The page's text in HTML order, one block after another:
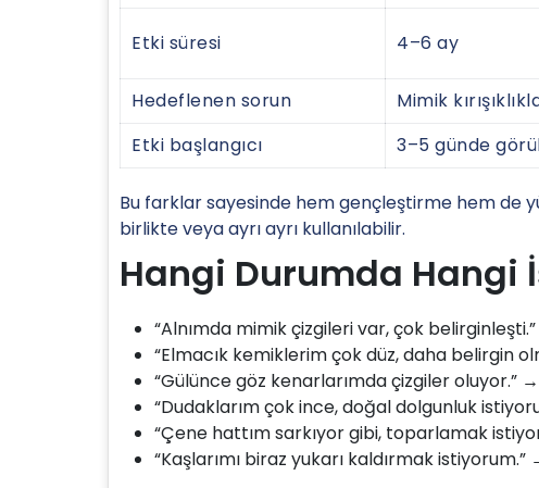
Etki süresi 4–6 ay
Hedeflenen sorun
Mimik
Etki başlangıcı
3–5 günde
Bu farklar sayesinde hem gençleştirme hem de
birlikte veya ayrı ayrı kullanılabilir.
Hangi Durumda Hangi
“Alnımda mimik çizgileri var, çok
“Elmacık kemiklerim çok düz, daha belirgin
“Gülünce göz kenarlarımda çizgiler oluyor.”
“Dudaklarım çok ince, doğal dolgunluk
“Çene hattım sarkıyor gibi, toparlamak
“Kaşlarımı biraz yukarı kaldırmak